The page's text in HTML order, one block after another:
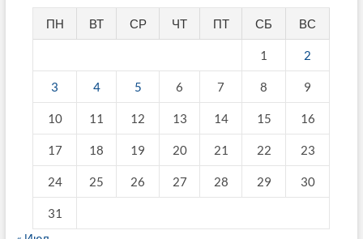
ПН ВТ СР ЧТ ПТ СБ ВС
1 2
3 4 5 6 7 8 9
10 11 12 13 14 15 16
17 18 19 20 21 22 23
24 25 26 27 28 29 30
31